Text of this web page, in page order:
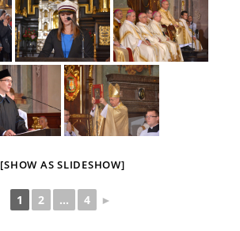
[SHOW AS SLIDESHOW]
1 2 ... 4 ►